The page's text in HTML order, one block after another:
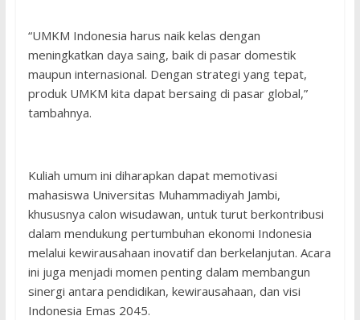
“UMKM Indonesia harus naik kelas dengan
meningkatkan daya saing, baik di pasar domestik
maupun internasional. Dengan strategi yang tepat,
produk UMKM kita dapat bersaing di pasar global,”
tambahnya.
Kuliah umum ini diharapkan dapat memotivasi
mahasiswa Universitas Muhammadiyah Jambi,
khususnya calon wisudawan, untuk turut berkontribusi
dalam mendukung pertumbuhan ekonomi Indonesia
melalui kewirausahaan inovatif dan berkelanjutan. Acara
ini juga menjadi momen penting dalam membangun
sinergi antara pendidikan, kewirausahaan, dan visi
Indonesia Emas 2045.